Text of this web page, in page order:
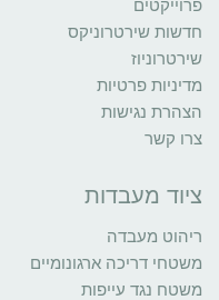
פרוייקטים
חדשות שירטרוניקס
שירטרוניוז
מדיניות פרטיות
הצהרת נגישות
צרו קשר
ציוד מעבדות
ריהוט מעבדה
משטחי דריכה ארגונומיים
משטח נגד עייפות